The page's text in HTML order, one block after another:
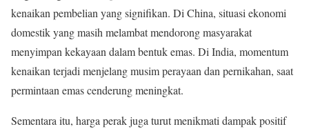
kenaikan pembelian yang signifikan. Di China, situasi ekonomi
domestik yang masih melambat mendorong masyarakat
menyimpan kekayaan dalam bentuk emas. Di India, momentum
kenaikan terjadi menjelang musim perayaan dan pernikahan, saat
permintaan emas cenderung meningkat.
Sementara itu, harga perak juga turut menikmati dampak positif